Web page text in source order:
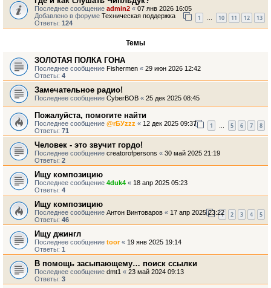
Последнее сообщение admin2 « 07 янв 2026 16:05
Добавлено в форуме Техническая поддержка
Ответы: 124
1 … 10 11 12 13
Темы
ЗОЛОТАЯ ПОЛКА ГОНА
Последнее сообщение Fishermen « 29 июн 2026 12:42
Ответы: 4
Замечательное радио!
Последнее сообщение CyberBOB « 25 дек 2025 08:45
Пожалуйста, помогите найти
Последнее сообщение @rБУzzz « 12 дек 2025 09:37
Ответы: 71
1 … 5 6 7 8
Человек - это звучит гордо!
Последнее сообщение creatorofpersons « 30 май 2025 21:19
Ответы: 2
Ищу композицию
Последнее сообщение 4duk4 « 18 апр 2025 05:23
Ответы: 4
Ищу композицию
Последнее сообщение Антон Винтоваров « 17 апр 2025 23:22
Ответы: 46
1 2 3 4 5
Ищу джингл
Последнее сообщение toor« 19 янв 2025 19:14
Ответы: 1
В помощь засыпающему… поиск ссылки
Последнее сообщение dmt1 « 23 май 2024 09:13
Ответы: 3